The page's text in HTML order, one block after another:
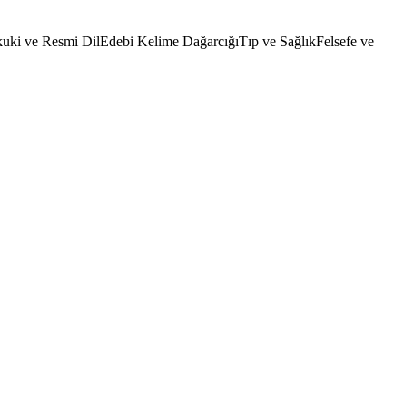
ve Resmi DilEdebi Kelime DağarcığıTıp ve SağlıkFelsefe ve